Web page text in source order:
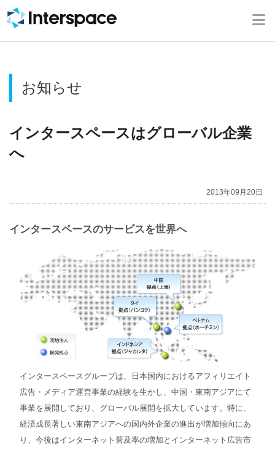
ホーム
ニュース
採用情報
お問い合わせ
English
お知らせ
インタースペースはグローバル企業
へ
2013年09月20日
インタースペースのサービスを世界へ
インタースペースグループは、日本国内におけるアフィリエイト
広告・メディア運営事業の経験を生かし、中国・東南アジアにて
事業を展開しており、グローバル展開を拡大しています。特に、
経済成長著しい東南アジアへの国内外企業の進出が増加傾向にあ
り、今後はインターネット普及率の増加とインターネット広告市